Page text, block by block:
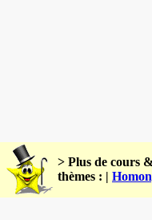
> Plus de cours
thèmes : |